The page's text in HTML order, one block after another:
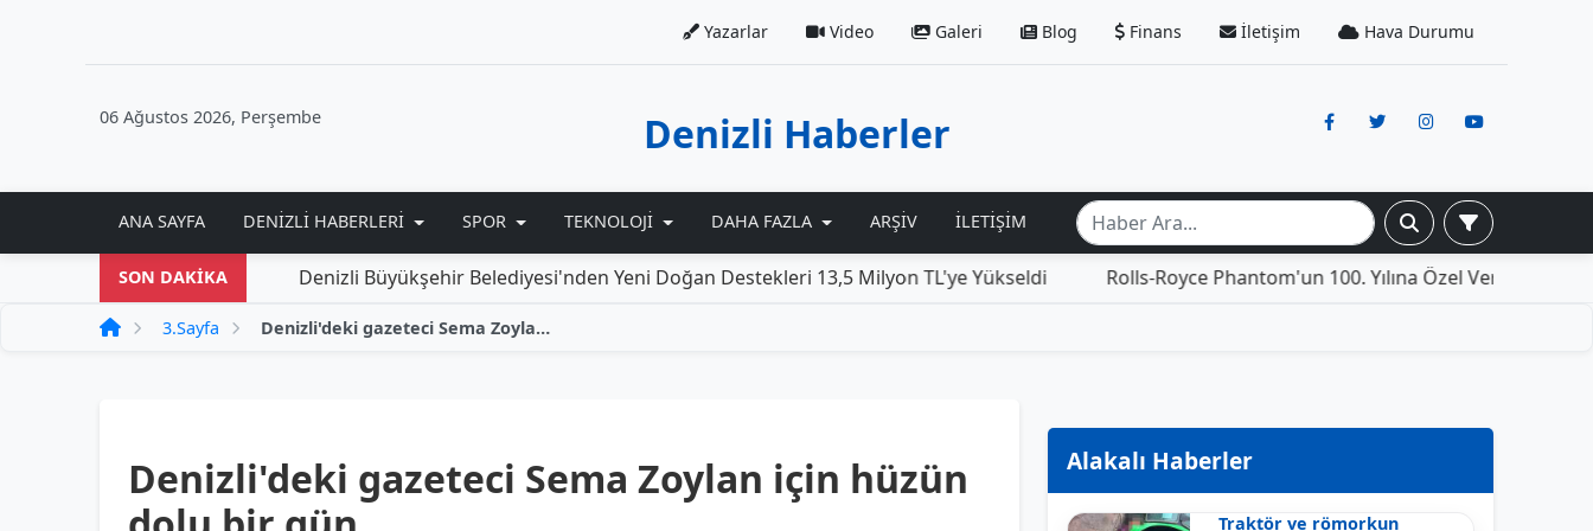
Yazarlar Video Galeri Blog Finans İletişim Hava Durumu
06 Ağustos 2026, Perşembe Denizli Haberler
ANA SAYFA DENIZLI HABERLERI SPOR TEKNOLOJI DAHA FAZLA ARŞIV İLETIŞIM
SON DAKİKADenizli Büyükşehir Belediyesi'nden Yeni Doğan Destekleri 13,5 Milyon TL'ye Yükseldi Rolls-Royce Phantom'un 100. Yılına Özel Versiyonu: İçinde
3.Sayfa Denizli'deki gazeteci Sema Zoylan için hüzün dolu bir gün
Denizli'deki gazeteci Sema Zoylan için hüzün
Alakalı Haberler
Traktör ve römorkun